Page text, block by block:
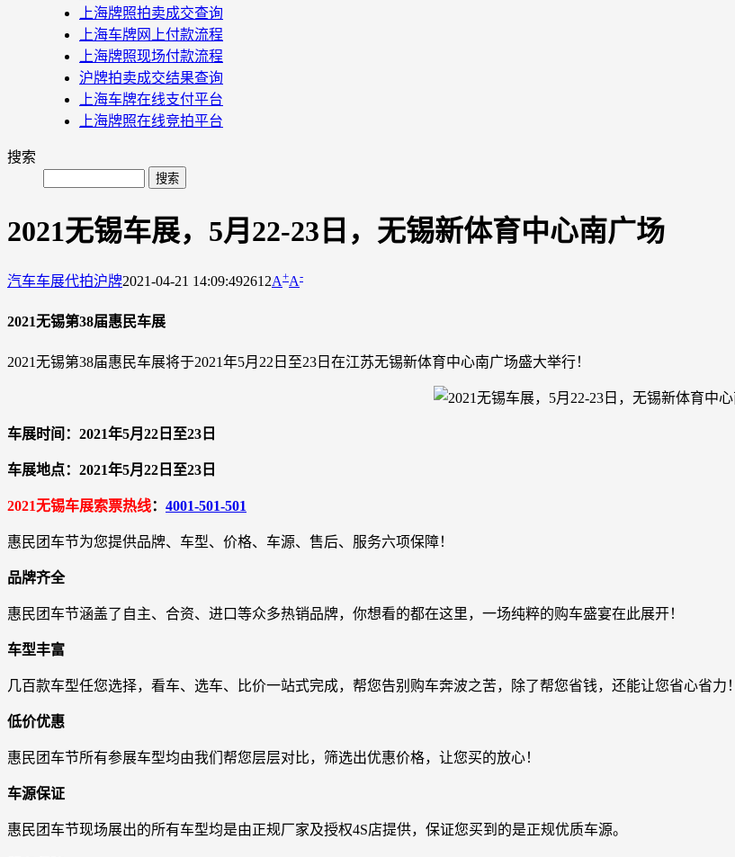
上海牌照拍卖成交查询
上海车牌网上付款流程
上海牌照现场付款流程
沪牌拍卖成交结果查询
上海车牌在线支付平台
上海牌照在线竞拍平台
搜索
2021无锡车展，5月22-23日，无锡新体育中心南广场
汽车车展代拍沪牌2021-04-21 14:09:492612A+A-
2021无锡第38届惠民车展
2021无锡第38届惠民车展将于2021年5月22日至23日在江苏无锡新体育中心南广场盛大举行！
车展时间：2021年5月22日至23日
车展地点：2021年5月22日至23日
2021无锡车展索票热线： 4001-501-501
惠民团车节为您提供品牌、车型、价格、车源、售后、服务六项保障！
品牌齐全
惠民团车节涵盖了自主、合资、进口等众多热销品牌，你想看的都在这里，一场纯粹的购车盛宴在此展开！
车型丰富
几百款车型任您选择，看车、选车、比价一站式完成，帮您告别购车奔波之苦，除了帮您省钱，还能让您省心省力！
低价优惠
惠民团车节所有参展车型均由我们帮您层层对比，筛选出优惠价格，让您买的放心！
车源保证
惠民团车节现场展出的所有车型均是由正规厂家及授权4S店提供，保证您买到的是正规优质车源。